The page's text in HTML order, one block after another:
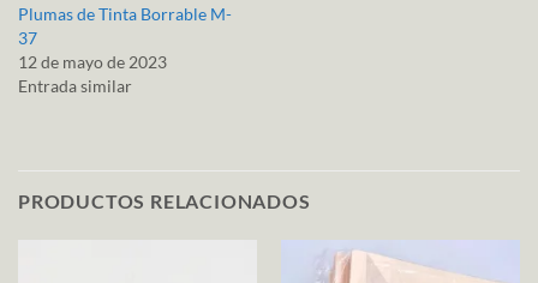
Plumas de Tinta Borrable M-
37
12 de mayo de 2023
Entrada similar
PRODUCTOS RELACIONADOS